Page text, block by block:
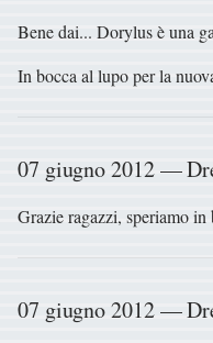
Bene dai... Dorylus è una
In bocca al lupo per la
07 giugno 2012 —
Grazie ragazzi, speriamo in
07 giugno 2012 —